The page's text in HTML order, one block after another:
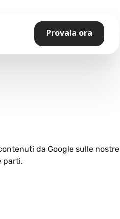
Provala ora
da Google sulle nostre
parti.